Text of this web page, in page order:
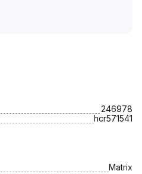
246978
hcr571541
Matrix